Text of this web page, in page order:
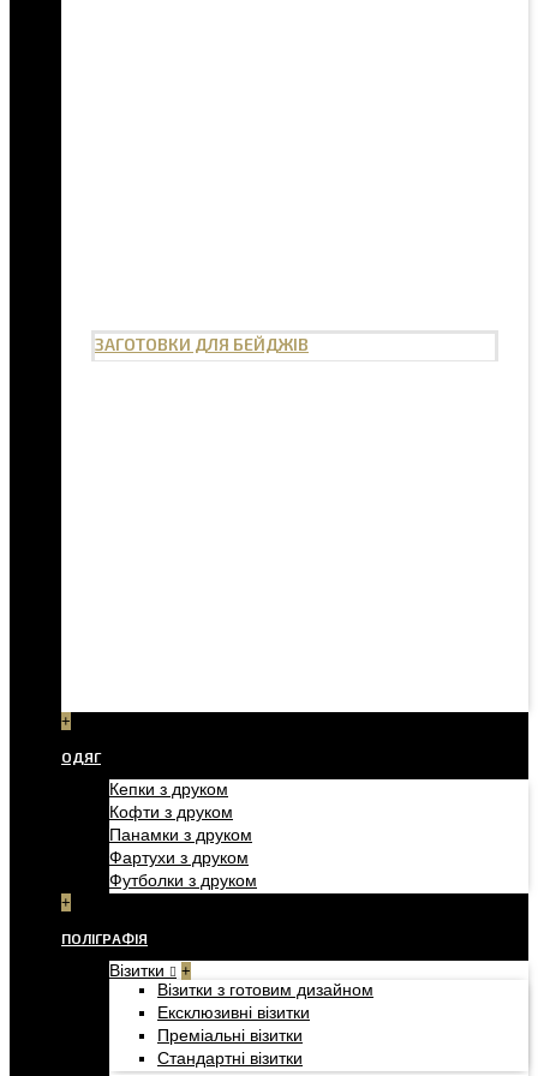
ЗАГОТОВКИ ДЛЯ БЕЙДЖІВ
+
ОДЯГ
Кепки з друком
Кофти з друком
Панамки з друком
Фартухи з друком
Футболки з друком
+
ПОЛІГРАФІЯ
Візитки +
Візитки з готовим дизайном
Ексклюзивні візитки
Преміальні візитки
Стандартні візитки